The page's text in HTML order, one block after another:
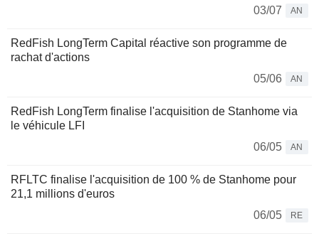
03/07
AN
RedFish LongTerm Capital réactive son programme de
rachat d'actions
05/06
AN
RedFish LongTerm finalise l'acquisition de Stanhome via
le véhicule LFI
06/05
AN
RFLTC finalise l'acquisition de 100 % de Stanhome pour
21,1 millions d'euros
06/05
RE